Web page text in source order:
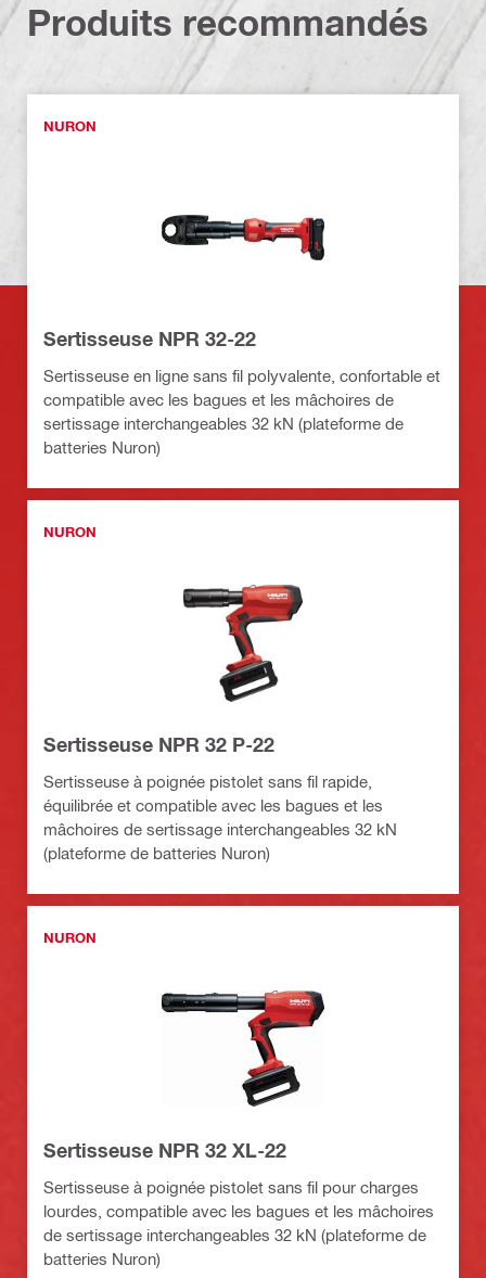
Produits recommandés
NURON
Sertisseuse NPR 32-22
Sertisseuse en ligne sans fil polyvalente, confortable et
compatible avec les bagues et les mâchoires de
sertissage interchangeables 32 kN (plateforme de
batteries Nuron)
NURON
Sertisseuse NPR 32 P-22
Sertisseuse à poignée pistolet sans fil rapide,
équilibrée et compatible avec les bagues et les
mâchoires de sertissage interchangeables 32 kN
(plateforme de batteries Nuron)
NURON
Sertisseuse NPR 32 XL-22
Sertisseuse à poignée pistolet sans fil pour charges
lourdes, compatible avec les bagues et les mâchoires
de sertissage interchangeables 32 kN (plateforme de
batteries Nuron)